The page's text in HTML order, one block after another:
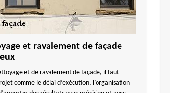
et ravalement de façade
et de ravalement de façade, il faut
comme le délai d’exécution, l’organisation